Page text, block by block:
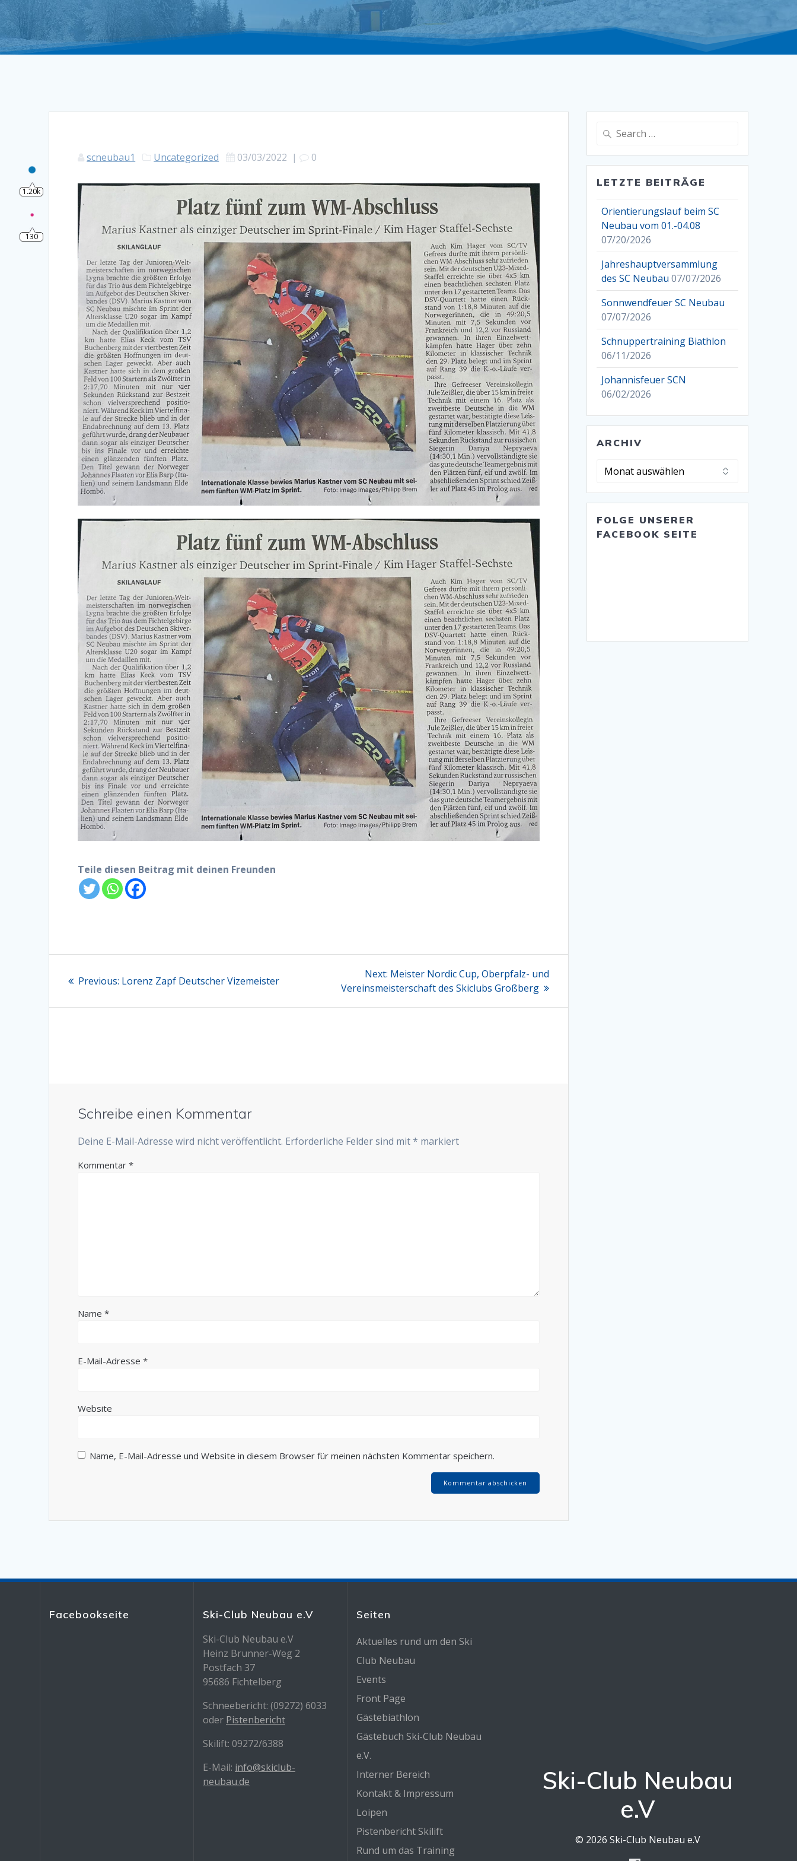
scneubau1 Uncategorized 03/03/2022 | 0
Teile diesen Beitrag mit deinen Freunden
Previous: Previous
Lorenz Zapf Deutscher Vizemeister
Next: Next
post:
Meister Nordic Cup, Oberpfalz- und
Vereinsmeisterschaft des Skiclubs Großberg
Schreibe einen Kommentar
Deine E-Mail-Adresse wird nicht veröffentlicht. Erforderliche Felder sind mit* markiert
Kommentar*
Name*
E-Mail-Adresse*
Website
Name, E-Mail-Adresse und Website in diesem Browser für meinen nächsten Kommentar speichern.
Search
LETZTE BEITRÄGE
Orientierungslauf beim SC
Neubau vom 01.-04.08
07/20/2026
Jahreshauptversammlung
des SC Neubau 07/07/2026
Sonnwendfeuer SC Neubau
07/07/2026
Schnuppertraining Biathlon
06/11/2026
Johannisfeuer SCN
06/02/2026
ARCHIV
Archiv
FOLGE UNSERER
FACEBOOK SEITE
Facebookseite
Ski-Club Neubau e.V
Ski-Club Neubau e.V
Heinz Brunner-Weg 2
Postfach 37
95686 Fichtelberg
Schneebericht: (09272) 6033
oder Pistenbericht
Skilift: 09272/6388
E-Mail: info@skiclub-
neubau.de
Seiten
Aktuelles rund um den Ski
Club Neubau
Events
Front Page
Gästebiathlon
Gästebuch Ski-Club Neubau
e.V.
Interner Bereich
Kontakt & Impressum
Loipen
Pistenbericht Skilift
Rund um das Training
Ski-Club Neubau
e.V
© 2026 Ski-Club Neubau e.V
130